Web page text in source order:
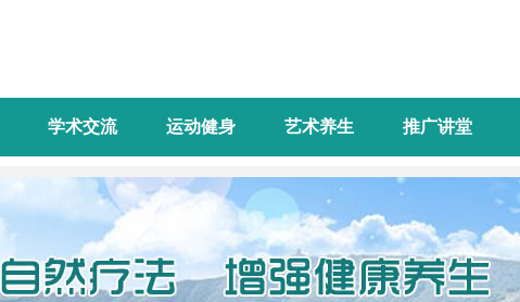
学术交流 运动健身 艺术养生 推广讲堂